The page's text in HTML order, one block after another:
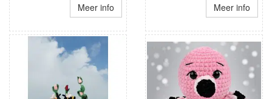
Meer info Meer info